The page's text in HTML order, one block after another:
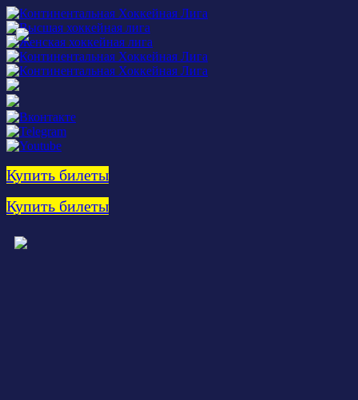
Купить билеты
Купить билеты